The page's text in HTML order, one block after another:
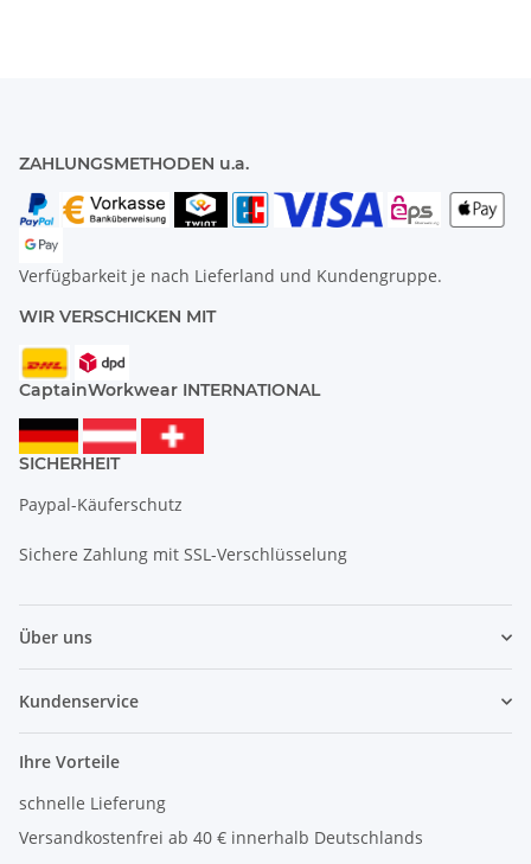
ZAHLUNGSMETHODEN u.a.
Verfügbarkeit je nach Lieferland und Kundengruppe.
WIR VERSCHICKEN MIT
CaptainWorkwear INTERNATIONAL
SICHERHEIT
Paypal-Käuferschutz
Sichere Zahlung mit SSL-Verschlüsselung
Über uns
Kundenservice
Ihre Vorteile
schnelle Lieferung
Versandkostenfrei ab 40 € innerhalb Deutschlands